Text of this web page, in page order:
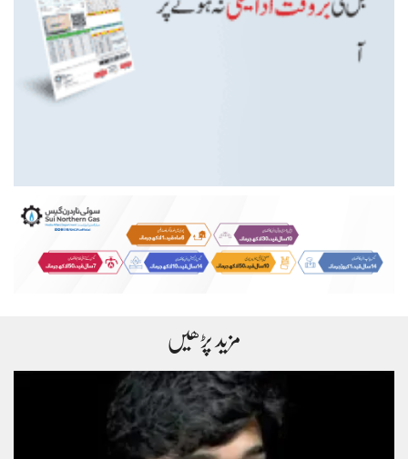
مزید پڑھیں